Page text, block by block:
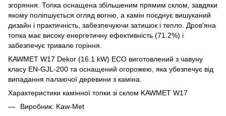
згоряння. Топка оснащена збільшеним прямим склом, завдяки
якому поліпшується огляд вогню, а камін поєднує вишуканий
дизайн і практичність, забезпечуючи затишок і тепло. Дров'яна
топка має високу енергетичну ефективність (71.2%) і
забезпечує тривале горіння.
KAWMET W17 Dekor (16.1 kW) ECO виготовлений з чавуну
класу EN-GJL-200 та оснащений огорожею, яка убезпечує від
випадання палаючої деревини з каміна.
Характеристики камінної топки зі склом KAWMET W17
Виробник: Kaw-Met